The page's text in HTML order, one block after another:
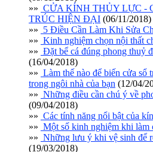
»» CỬA KÍNH THỦY LỰC -
TRÚC HIỆN ĐẠI (06/11/2018)
»» 5 Điều Cần Làm Khi Sửa
»» Kinh nghiệm chọn nội thất
»» Đặt bể cá đúng phong thuỷ
(16/04/2018)
»» Làm thế nào để biến cửa sổ
trong ngôi nhà của bạn (12/04/
»» Những điều cần chú ý về
(09/04/2018)
»» Các tính năng nổi bật của
»» Một số kinh nghiệm khi làm
»» Những lưu ý khi vệ sinh để
(19/03/2018)